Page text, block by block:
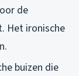
de
Het ironische
buizen die